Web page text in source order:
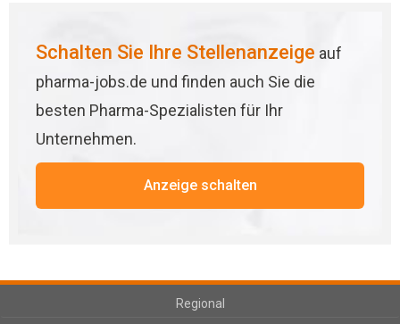
Schalten Sie Ihre Stellenanzeige auf
pharma-jobs.de und finden auch Sie die
besten Pharma-Spezialisten für Ihr
Unternehmen.
Anzeige schalten
Regional